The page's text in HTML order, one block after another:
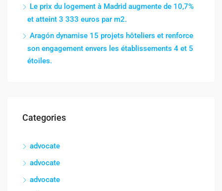
Le prix du logement à Madrid augmente de 10,7%
et atteint 3 333 euros par m2.
Aragón dynamise 15 projets hôteliers et renforce
son engagement envers les établissements 4 et 5
étoiles.
Categories
advocate
advocate
advocate